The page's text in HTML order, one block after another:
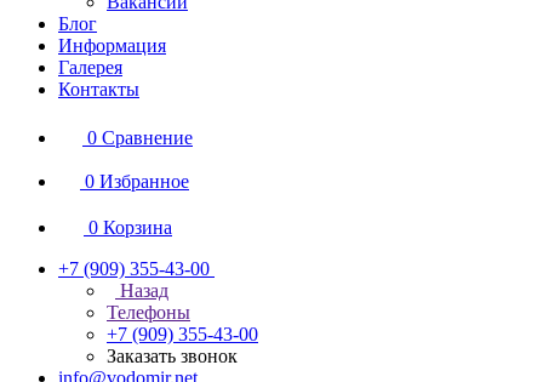
Блог
Информация
Галерея
Контакты
0 Сравнение
0 Избранное
0 Корзина
+7 (909) 355-43-00
Назад
Телефоны
+7 (909) 355-43-00
Заказать звонок
info@vodomir.net